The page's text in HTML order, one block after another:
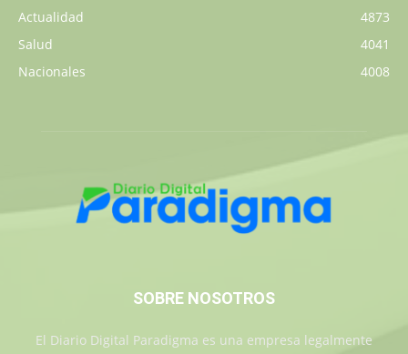
Actualidad
4873
Salud
4041
Nacionales
4008
SOBRE NOSOTROS
El Diario Digital Paradigma es una empresa legalmente